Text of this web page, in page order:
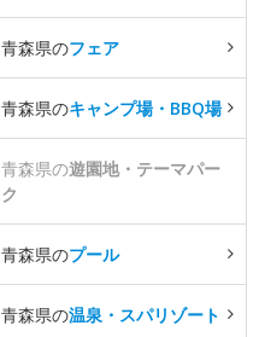
青森県のフェア
青森県のキャンプ場・BBQ場
青森県の遊園地・テーマパー
ク
青森県のプール
青森県の温泉・スパリゾート